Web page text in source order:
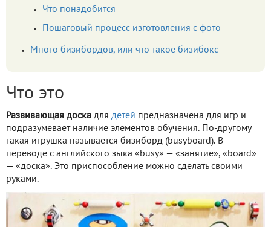
Что понадобится
Пошаговый процесс изготовления с фото
Много бизибордов, или что такое бизибокс
Что это
Развивающая доска для детей предназначена для игр и
подразумевает наличие элементов обучения. По-другому
такая игрушка называется бизиборд (busyboard). В
переводе с английского зыка «busy» — «занятие», «board»
— «доска». Это приспособление можно сделать своими
руками.